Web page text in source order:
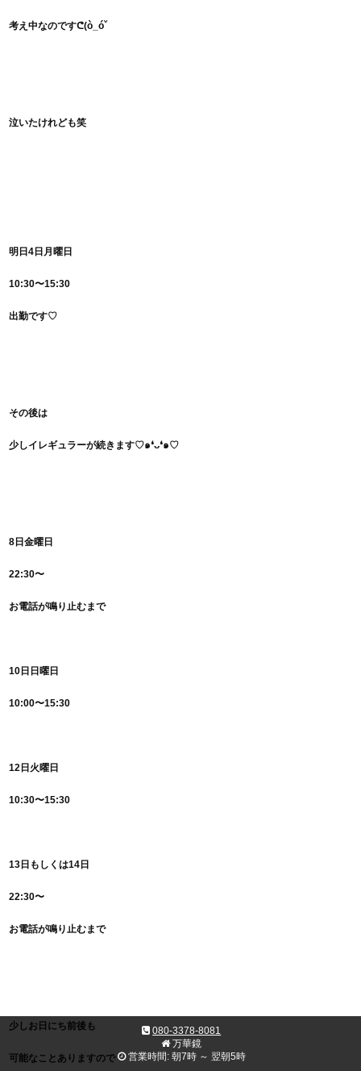
考え中なのですᕦ(ò_óˇ
泣いたけれども笑
明日4日月曜日
10:30〜15:30
出勤です♡
その後は
少しイレギュラーが続きます♡๑❛ᴗ❛๑♡
8日金曜日
22:30〜
お電話が鳴り止むまで
10日日曜日
10:00〜15:30
12日火曜日
10:30〜15:30
13日もしくは14日
22:30〜
お電話が鳴り止むまで
少しお日にち前後も
可能なことありますので
080-3378-8081
万華鏡
営業時間: 朝7時 ～ 翌朝5時